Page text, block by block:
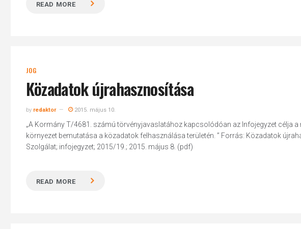
READ MORE
JOG
Közadatok újrahasznosítása
by redaktor 2015. május 10.
„A Kormány T/4681. számú törvényjavaslatához kapcsolódóan az Infojegyzet célja
környezet bemutatása a közadatok felhasználása területén. ” Forrás: Közadatok
Szolgálat; infojegyzet; 2015/19.; 2015. május 8. (pdf)
READ MORE